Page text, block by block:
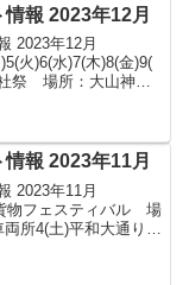
報 2023年12月
2023年12月
火)6(水)7(木)8(金)9(
祭 場所：大山神社
報 2023年11月
2023年11月
物フェスティバル 場
所4(土)平和大通りフ